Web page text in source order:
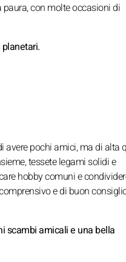
con molte occasioni di
pochi amici, ma di alta
tessete legami solidi e
hobby comuni e
e di buon
scambi amicali e una bella